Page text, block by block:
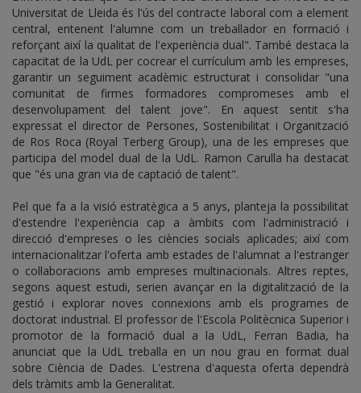
Universitat de Lleida és l'ús del contracte laboral com a element
central, entenent l'alumne com un treballador en formació i
reforçant així la qualitat de l'experiència dual". També destaca la
capacitat de la UdL per cocrear el currículum amb les empreses,
garantir un seguiment acadèmic estructurat i consolidar "una
comunitat de firmes formadores compromeses amb el
desenvolupament del talent jove". En aquest sentit s'ha
expressat el director de Persones, Sostenibilitat i Organització
de Ros Roca (Royal Terberg Group), una de les empreses que
participa del model dual de la UdL. Ramon Carulla ha destacat
que "és una gran via de captació de talent".
Pel que fa a la visió estratègica a 5 anys, planteja la possibilitat
d'estendre l'experiència cap a àmbits com l'administració i
direcció d'empreses o les ciències socials aplicades; així com
internacionalitzar l'oferta amb estades de l'alumnat a l'estranger
o col·laboracions amb empreses multinacionals. Altres reptes,
segons aquest estudi, serien avançar en la digitalització de la
gestió i explorar noves connexions amb els programes de
doctorat industrial. El professor de l'Escola Politècnica Superior i
promotor de la formació dual a la UdL, Ferran Badia, ha
anunciat que la UdL treballa en un nou grau en format dual
sobre Ciència de Dades. L'estrena d'aquesta oferta dependrà
dels tràmits amb la Generalitat.